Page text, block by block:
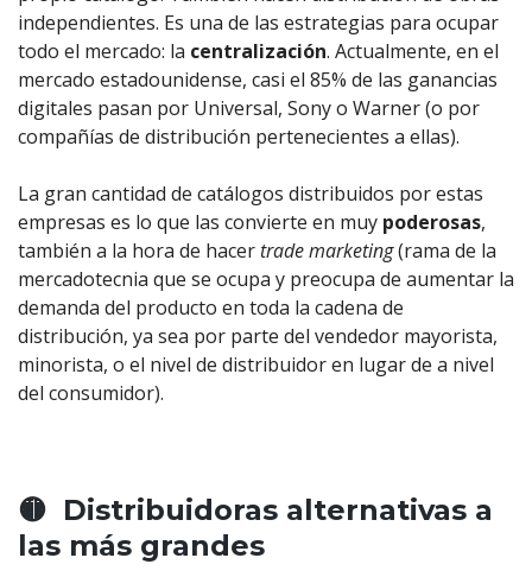
independientes. Es una de las estrategias para ocupar
todo el mercado: la centralización. Actualmente, en el
mercado estadounidense, casi el 85% de las ganancias
digitales pasan por Universal, Sony o Warner (o por
compañías de distribución pertenecientes a ellas).
La gran cantidad de catálogos distribuidos por estas
empresas es lo que las convierte en muy poderosas,
también a la hora de hacertrade marketing(rama de la
mercadotecnia que se ocupa y preocupa de aumentar la
demanda del producto en toda la cadena de
distribución, ya sea por parte del vendedor mayorista,
minorista, o el nivel de distribuidor en lugar de a nivel
del consumidor).
🟡 Distribuidoras alternativas a
las más grandes